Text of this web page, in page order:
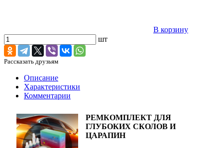
В корзину
шт
Рассказать друзьям
Описание
Характеристики
Комментарии
РЕМКОМПЛЕКТ ДЛЯ
ГЛУБОКИХ СКОЛОВ И
ЦАРАПИН